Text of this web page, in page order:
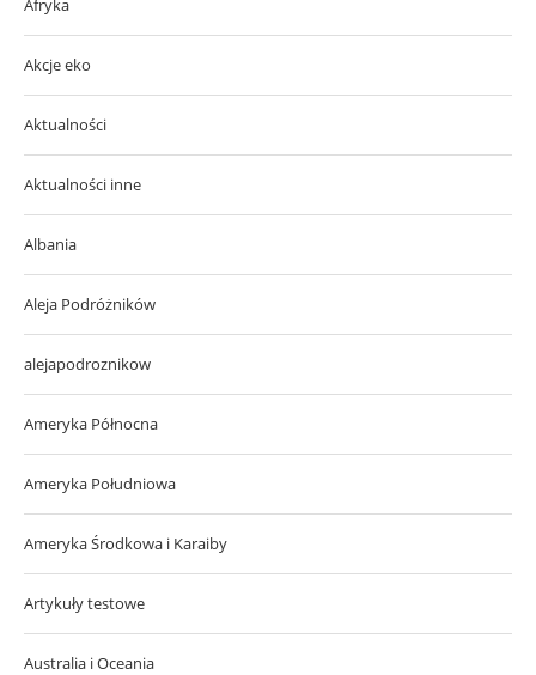
Afryka
Akcje eko
Aktualności
Aktualności inne
Albania
Aleja Podróżników
alejapodroznikow
Ameryka Północna
Ameryka Południowa
Ameryka Środkowa i Karaiby
Artykuły testowe
Australia i Oceania